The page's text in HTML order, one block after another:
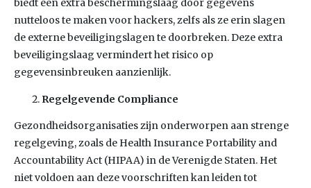
biedt een extra beschermingslaag door gegevens
nutteloos te maken voor hackers, zelfs als ze erin slagen
de externe beveiligingslagen te doorbreken. Deze extra
beveiligingslaag vermindert het risico op
gegevensinbreuken aanzienlijk.
Regelgevende Compliance
Gezondheidsorganisaties zijn onderworpen aan strenge
regelgeving, zoals de Health Insurance Portability and
Accountability Act (HIPAA) in de Verenigde Staten. Het
niet voldoen aan deze voorschriften kan leiden tot